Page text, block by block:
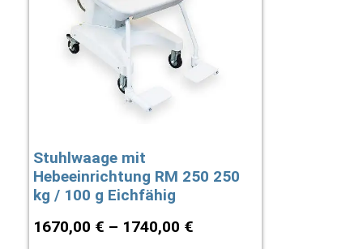
Stuhlwaage mit
Hebeeinrichtung RM 250 250
kg / 100 g Eichfähig
1670,00 € – 1740,00 €